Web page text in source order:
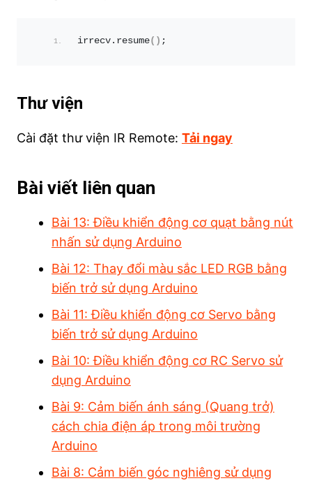
irrecv. resume() ;
Thư viện
Cài đặt thư viện IR Remote: Tải ngay
Bài viết liên quan
Bài 13: Điều khiển động cơ quạt bằng nút
nhấn sử dụng Arduino
Bài 12: Thay đổi màu sắc LED RGB bằng
biến trở sử dụng Arduino
Bài 11: Điều khiển động cơ Servo bằng
biến trở sử dụng Arduino
Bài 10: Điều khiển động cơ RC Servo sử
dụng Arduino
Bài 9: Cảm biến ánh sáng (Quang trở)
cách chia điện áp trong môi trường
Arduino
Bài 8: Cảm biến góc nghiêng sử dụng